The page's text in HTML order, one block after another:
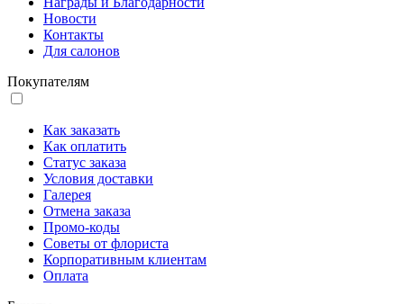
Новости
Контакты
Для салонов
Покупателям
Как заказать
Как оплатить
Статус заказа
Условия доставки
Галерея
Отмена заказа
Промо-коды
Советы от флориста
Корпоративным клиентам
Оплата